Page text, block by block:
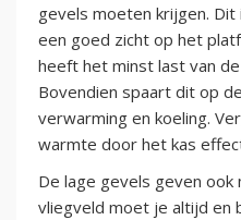
gevels moeten krijgen.
een goed zicht op het
heeft het minst last van
Bovendien spaart dit op
verwarming en koeling.
warmte door het kas
De lage gevels geven
vliegveld moet je altijd en